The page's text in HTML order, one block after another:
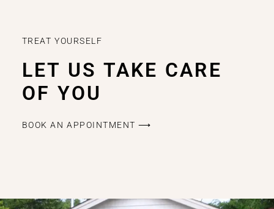
TREAT YOURSELF
LET US TAKE CARE
OF YOU
BOOK AN APPOINTMENT ⟶